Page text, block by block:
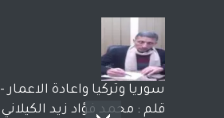
سوريا وتركيا واعادة الاعمار -
قلم : محمد فؤاد زيد الكيلاني